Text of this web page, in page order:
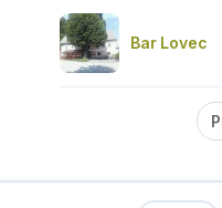
Bar Lovec